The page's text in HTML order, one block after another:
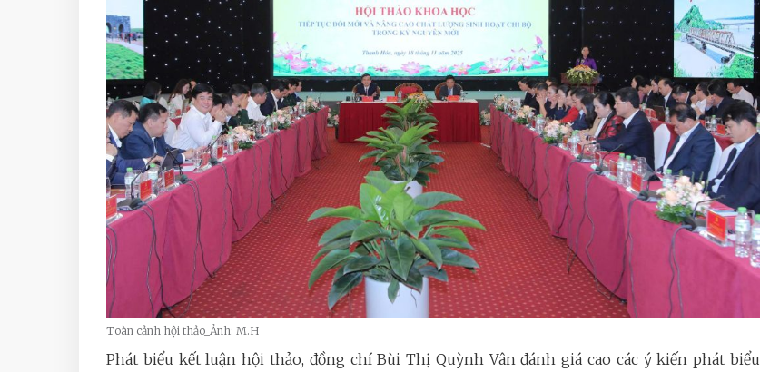
Toàn cảnh hội thảo_Ảnh: M.H
Phát biểu kết luận hội thảo, đồng chí Bùi Thị Quỳnh Vân đánh giá cao các ý kiến phát biểu